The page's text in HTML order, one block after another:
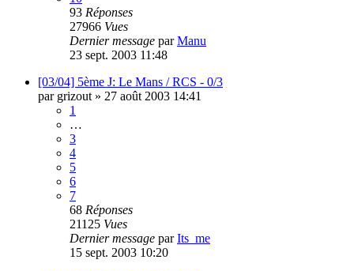
93 Réponses
27966 Vues
Dernier message parManu
23 sept. 2003 11:48
[03/04] 5ème J: Le Mans / RCS - 0/3
par grizout » 27 août 2003 14:41
1
…
3
4
5
6
7
68 Réponses
21125 Vues
Dernier message parIts_me
15 sept. 2003 10:20